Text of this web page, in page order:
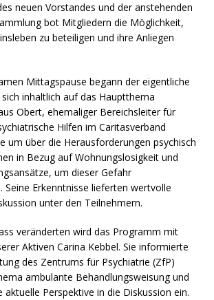
powered by WPCookiePro
neuen Vorstandes und der anstehenden
bot Mitgliedern die Möglichkeit,
zu beteiligen und ihre Anliegen
Mittagspause begann der eigentliche
inhaltlich auf das Hauptthema
Obert, ehemaliger Bereichsleiter für
Hilfen im Caritasverband
um über die Herausforderungen psychisch
in Bezug auf Wohnungslosigkeit und
um dieser Gefahr
Seine Erkenntnisse lieferten wertvolle
unter den Teilnehmern.
veränderten wird das Programm mit
Aktiven Carina Kebbel. Sie informierte
des Zentrums für Psychiatrie (ZfP)
ambulante Behandlungsweisung und
Perspektive in die Diskussion ein.